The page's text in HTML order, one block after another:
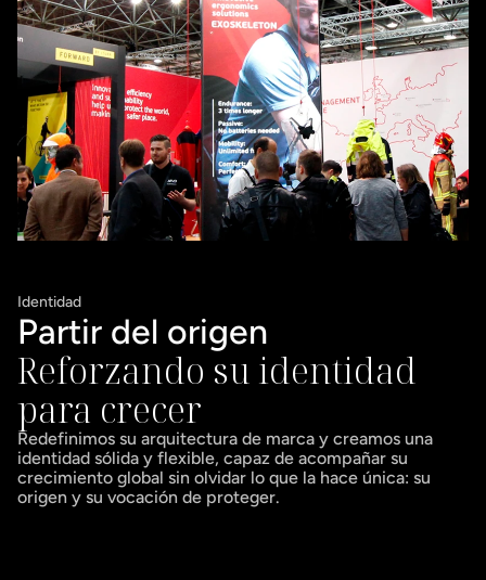
Identidad
Partir del origen
Reforzando su identidad
para crecer
Redefinimos su arquitectura de marca y creamos una
identidad sólida y flexible, capaz de acompañar su
crecimiento global sin olvidar lo que la hace única: su
origen y su vocación de proteger.